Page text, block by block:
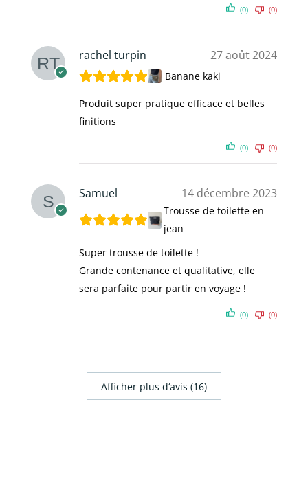
(0) (0)
rachel turpin 27 août 2024
Banane kaki
Produit super pratique efficace et belles
finitions
(0) (0)
Samuel 14 décembre 2023
Trousse de toilette en
jean
Super trousse de toilette !
Grande contenance et qualitative, elle
sera parfaite pour partir en voyage !
(0) (0)
Afficher plus d‘avis (16)